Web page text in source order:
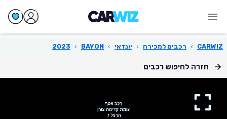
CARWIZ
› רכבים למכירה › יונדאי ›
BAYON
›
2023
חזרה לחיפוש רכבים